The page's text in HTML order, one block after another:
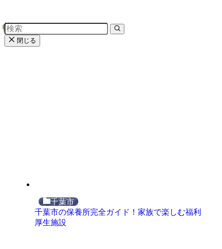
千葉市
千葉市の保養所完全ガイド！家族で楽しむ福利
厚生施設
閉じる